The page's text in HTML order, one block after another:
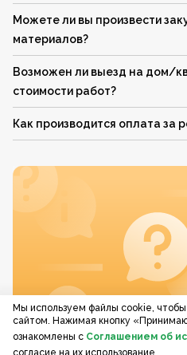
Можете ли вы произвести
материалов?
Возможен ли выезд на дом/
стоимости работ?
Как производится оплата за
Мы используем файлы cookie,
сайтом. Нажимая кнопку
ознакомлены с Соглашением об
согласие на их использование.